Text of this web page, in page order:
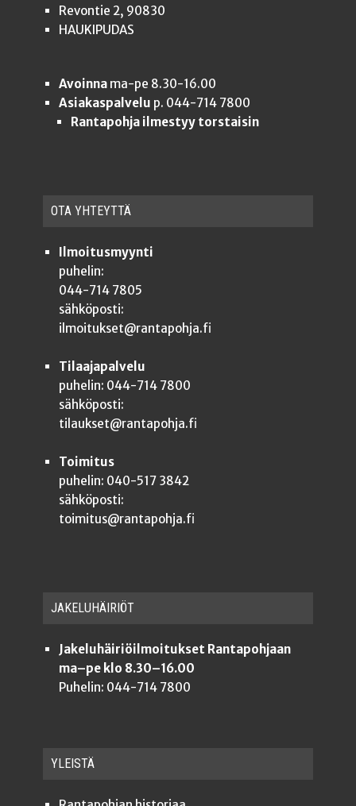
Revontie 2, 90830
HAUKIPUDAS
Avoinnama-pe 8.30-16.00
Asiakaspalvelu p. 044-714 7800
Rantapohja ilmestyy torstaisin
OTA YHTEYT­TÄ
Ilmoitusmyynti
puhelin:
044-714 7805
sähköposti:
ilmoitukset@rantapohja.fi
Tilaajapalvelu
puhelin: 044-714 7800
sähköposti:
tilaukset@rantapohja.fi
Toimitus
puhelin: 040-517 3842
sähköposti:
toimitus@rantapohja.fi
JAKE­LU­HÄI­RIÖT
Jakeluhäiriöilmoitukset Rantapohjaan
ma–pe klo 8.30–16.00
Puhelin: 044-714 7800
YLEISTÄ